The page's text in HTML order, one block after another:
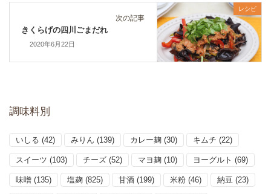
レシピ
次の記事
きくらげの四川ごまだれ
2020年6月22日
調味料別
いしる (42) みりん (139) カレー麹 (30) キムチ (22)
スイーツ (103) チーズ (52) マヨ麹 (10) ヨーグルト (69)
味噌 (135) 塩麹 (825) 甘酒 (199) 米粉 (46) 納豆 (23)